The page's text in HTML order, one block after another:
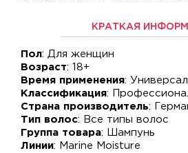
КРАТКАЯ
Пол: Для женщин
Возраст: 18+
Время применения:
Классификация:
Страна производитель:
Тип волос: Все типы волос
Группа товара: Шампунь
Линии: Marine Moisture